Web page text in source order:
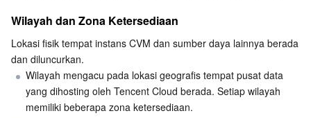
Tag
Tencent Infrastructure Automation for Terraform
Cloud Access Management
Tencent Cloud CodeBuddy
Tencent Cloud Code Analysis
Tencent Cloud Super App as a Service
Tencent Cloud Observability Platform
Application Performance Management
Real User Monitoring
API dan Alat
Cloud Migration
TencentCloud API
Software Product Announcements
Software Product Lifecycle Announcements
Enterprise Software
Wilayah dan Zona Ketersediaan
Lokasi fisik tempat instans CVM dan sumber daya lainnya berada
dan diluncurkan.
Wilayah mengacu pada lokasi geografis tempat pusat data
yang dihosting oleh Tencent Cloud berada. Setiap wilayah
memiliki beberapa zona ketersediaan.